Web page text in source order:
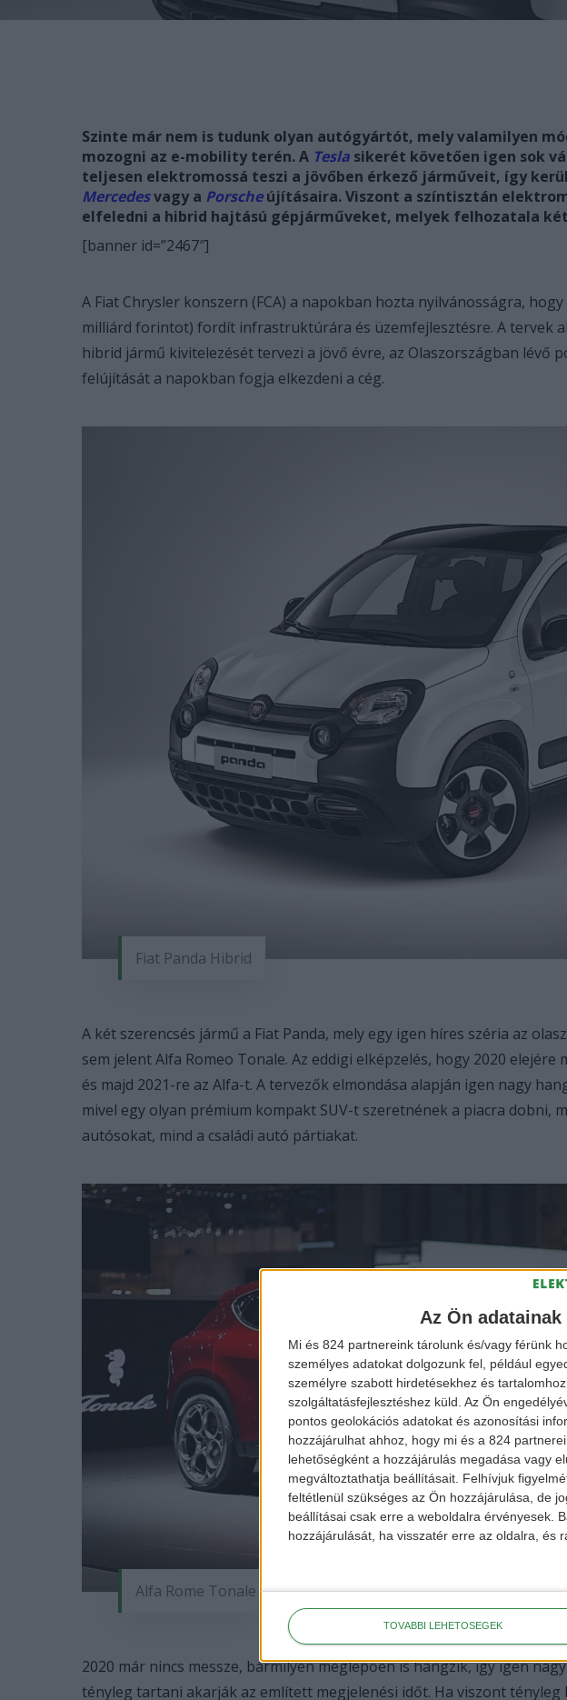
Az Ön
Mi és 824 partnereink tárolunk és/vagy férünk
személyes adatokat dolgozunk fel, például
személyre szabott hirdetésekhez és
szolgáltatásfejlesztéshez küld. Az Ön
pontos geolokációs adatokat és azonosítási
hozzájárulhat ahhoz, hogy mi és a 824
lehetőségként a hozzájárulás megadása vagy
megváltoztathatja beállításait. Felhívjuk
feltétlenül szükséges az Ön hozzájárulása, de
beállításai csak erre a weboldalra érvényesek.
hozzájárulását, ha visszatér erre az oldalra, és
TOVÁBBI LEHETŐSÉGEK
Szinte már nem is tudunk olyan autógyártót, mely valamilyen
mozogni az e-mobility terén. A Tesla sikerét követően igen sok
teljesen elektromossá teszi a jövőben érkező járműveit, így
Mercedesvagy a Porsche újításaira. Viszont a színtisztán
elfeledni a hibrid hajtású gépjárműveket, melyek felhozatala
[banner id=”2467″]
A Fiat Chrysler konszern (FCA) a napokban hozta nyilvánosságra,
milliárd forintot) fordít infrastruktúrára és üzemfejlesztésre. A tervek
hibrid jármű kivitelezését tervezi a jövő évre, az Olaszországban lévő
felújítását a napokban fogja elkezdeni a cég.
Fiat Panda Hibrid
A két szerencsés jármű a Fiat Panda, mely egy igen híres széria az
sem jelent Alfa Romeo Tonale. Az eddigi elképzelés, hogy 2020
és majd 2021-re az Alfa-t. A tervezők elmondása alapján igen nagy
mivel egy olyan prémium kompakt SUV-t szeretnének a piacra dobni,
autósokat, mind a családi autó pártiakat.
Alfa Rome Tonale
2020 már nincs messze, bármilyen meglepően is hangzik, így igen
tényleg tartani akarják az említett megjelenési időt. Ha viszont tényleg